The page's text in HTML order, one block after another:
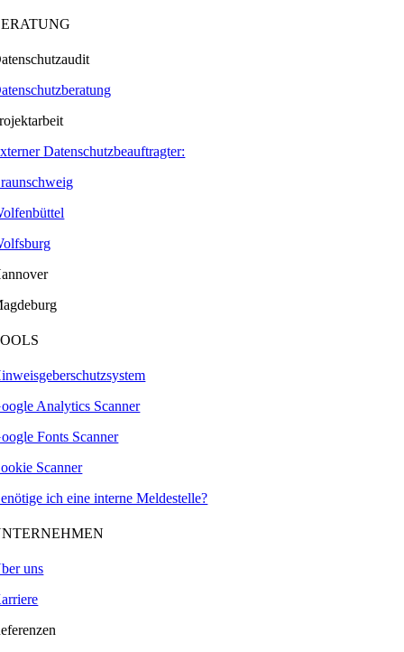
Datenschutzbeauftragter:
Analytics Scanner
Fonts Scanner
Scanner
ich eine interne Meldestelle?
uns